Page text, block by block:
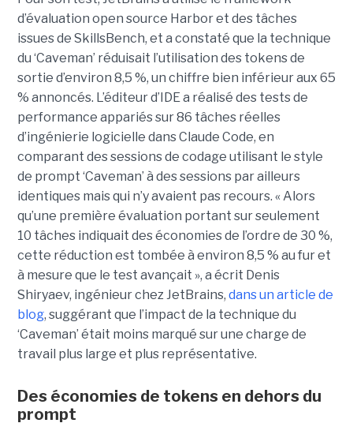
d’évaluation open source Harbor et des tâches
issues de SkillsBench, et a constaté que la technique
du ‘Caveman’ réduisait l’utilisation des tokens de
sortie d’environ 8,5 %, un chiffre bien inférieur aux 65
% annoncés. L’éditeur d’IDE a réalisé des tests de
performance appariés sur 86 tâches réelles
d’ingénierie logicielle dans Claude Code, en
comparant des sessions de codage utilisant le style
de prompt ‘Caveman’ à des sessions par ailleurs
identiques mais qui n’y avaient pas recours. « Alors
qu’une première évaluation portant sur seulement
10 tâches indiquait des économies de l’ordre de 30 %,
cette réduction est tombée à environ 8,5 % au fur et
à mesure que le test avançait », a écrit Denis
Shiryaev, ingénieur chez JetBrains, dans un article de
blog, suggérant que l’impact de la technique du
‘Caveman’ était moins marqué sur une charge de
travail plus large et plus représentative.
Des économies de tokens en dehors du
prompt